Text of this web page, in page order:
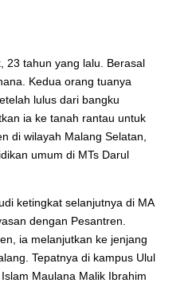
23 tahun yang lalu. Berasal
Kedua orang tuanya
lulus dari bangku
ia ke tanah rantau untuk
di wilayah Malang Selatan,
umum di MTs Darul
ketingkat selanjutnya di MA
dengan Pesantren.
ia melanjutkan ke jenjang
Tepatnya di kampus Ulul
Maulana Malik Ibrahim